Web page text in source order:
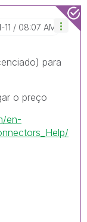
11 08:07 AM
para
o preço
en-